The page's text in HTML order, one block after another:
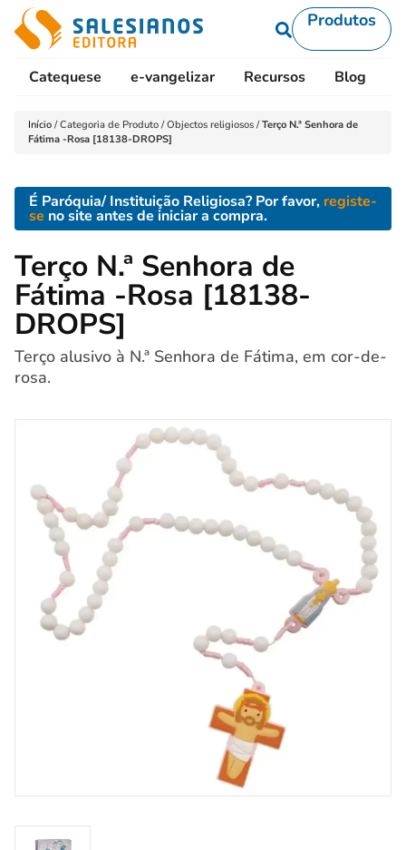
Produtos
Catequese e-vangelizar Recursos Blog
Início /Categoria de Produto /Objectos religiosos /Terço N.ª Senhora de
Fátima -Rosa [18138-DROPS]
É Paróquia/ Instituição Religiosa? Por favor, registe-
se no site antes de iniciar a compra.
Terço N.ª Senhora de
Fátima -Rosa [18138-
DROPS]
Terço alusivo à N.ª Senhora de Fátima, em cor-de-
rosa.